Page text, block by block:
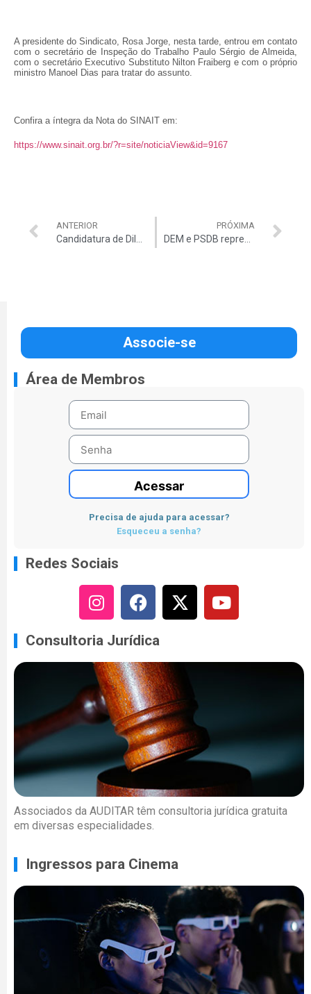
A presidente do Sindicato, Rosa Jorge, nesta tarde, entrou em contato
com o secretário de Inspeção do Trabalho Paulo Sérgio de Almeida,
com o secretário Executivo Substituto Nilton Fraiberg e com o próprio
ministro Manoel Dias para tratar do assunto.
Confira a íntegra da Nota do SINAIT em:
https://www.sinait.org.br/?r=site/noticiaView&id=9167
ANTERIOR PRÓXIMA
Associe-se
Área de Membros
Acessar
Precisa de ajuda para acessar?
Esqueceu a senha?
Redes Sociais
Consultoria Jurídica
Associados da AUDITAR têm consultoria jurídica gratuita
em diversas especialidades.
Ingressos para Cinema